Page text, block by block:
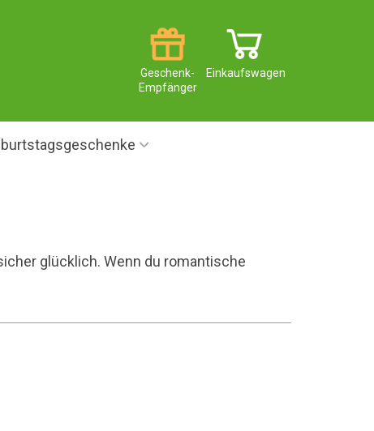
Einkaufswagen
Geschenk-
Empfänger
glücklich. Wenn du romantische